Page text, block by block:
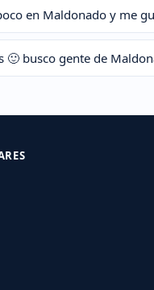
en Maldonado y me
🙂 busco gente de